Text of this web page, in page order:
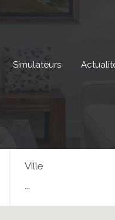
Simulateurs
Ville